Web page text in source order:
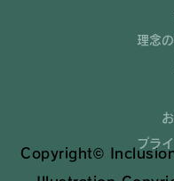
Copyright©
理念
プラ